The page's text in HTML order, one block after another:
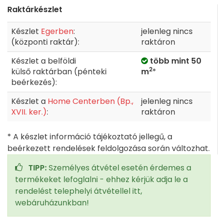
Raktárkészlet
Készlet Egerben:
(központi raktár):
jelenleg nincs
raktáron
Készlet a belföldi
külső raktárban (pénteki
beérkezés):
több mint 50
m2*
Készlet a Home Centerben (Bp.,
XVII. ker.):
jelenleg nincs
raktáron
* A készlet információ tájékoztató jellegű, a
beérkezett rendelések feldolgozása során változhat.
TIPP:Személyes átvétel esetén érdemes a
termékeket lefoglalni - ehhez kérjük adja le a
rendelést telephelyi átvétellel itt,
webáruházunkban!